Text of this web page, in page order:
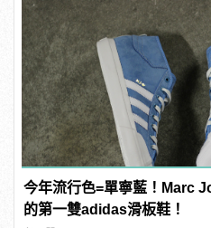
今年流行色=單寧藍！Marc
的第一雙adidas滑板鞋！